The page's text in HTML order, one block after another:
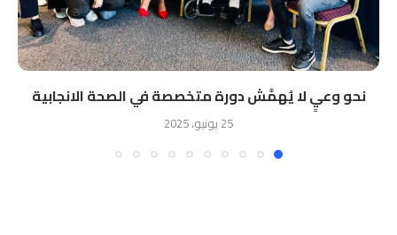
نحو وعيٍ لا يُهمَّش دورة متخصصة في الصحة الانجابية
25 يونيو، 2025